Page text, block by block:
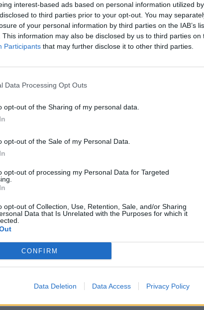
interest-based ads based on personal information utilized
to third parties prior to your opt-out. You may
of your personal information by third parties on the IAB’s
This information may also be disclosed by us to third parties on
Participants that may further disclose it to other third parties.
Data Processing Opt Outs
opt-out of the Sharing of my personal data.
opt-out of the Sale of my Personal Data.
opt-out of processing my Personal Data for Targeted
opt-out of Collection, Use, Retention, Sale, and/or Sharing
Data that Is Unrelated with the Purposes for which it
CONFIRM
Data Deletion Data Access Privacy Policy
Γέννησης της Κλινικής από
ημερών . Η Δήλωση Γέννησης
με γνήσιο υπογραφής από τον άλλο.
στο ταμείο της μητέρας ή του πατέρα
ασφάλισης του νεογνού, η μητέρα θα
γέννησης. Η εξουσιοδότηση μπορεί
ασφαλισμένη στο σύζυγο, θα πρέπει
του επιδόματος γέννησης από τον
αποκλειστικά από
εντός δέκα (10) ημερών από
που ανήκετε βάσει του
1976).
Ψηφιακή Δήλωση Γέννησηςτου